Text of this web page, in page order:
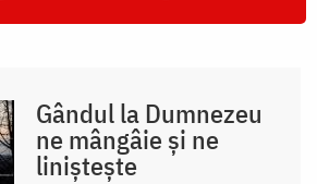
Gândul la Dumnezeu
ne mângâie și ne
liniștește